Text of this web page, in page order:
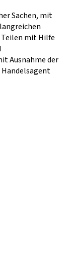
Sachen, mit
mit Hilfe
Ausnahme der